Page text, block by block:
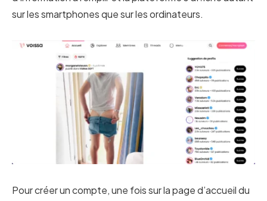
sur les smartphones que sur les ordinateurs.
Pour créer un compte, une fois sur la page d’accueil du